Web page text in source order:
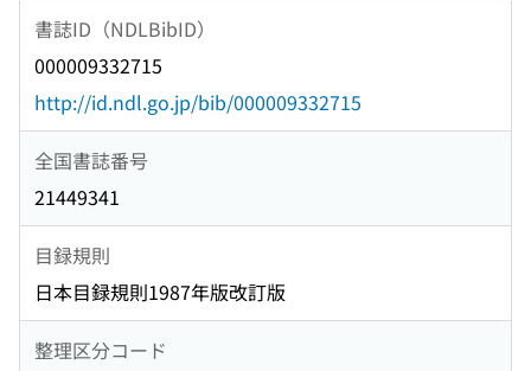
書誌ID（NDLBibID）
000009332715
http://id.ndl.go.jp/bib/000009332715
全国書誌番号
21449341
目録規則
日本目録規則1987年版改訂版
整理区分コード